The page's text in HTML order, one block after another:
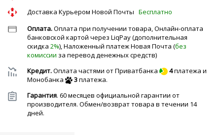
Доставка Курьером Новой Почты Бесплатно
Оплата.Оплата при получении товара, Онлайн-оплата
банковской картой через LiqPay (дополнительная
скидка 2%), Наложенный платеж Новая Почта (без
комиссии за перевод денежных средств)
Кредит.Оплата частями от Приватбанка 4платежа и
Монобанка
3платежа.
Гарантия. 60 месяцев официальной гарантии от
производителя. Обмен/возврат товара в течении 14
дней.